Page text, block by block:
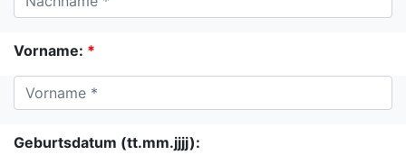
Vorname: *
Geburtsdatum (tt.mm.jjjj):